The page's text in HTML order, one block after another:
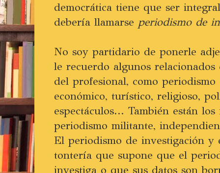
democrática tiene que ser
debería llamarse periodismo de
No soy partidario de ponerle
le recuerdo algunos
del profesional, como
económico, turístico, religioso,
espectáculos... También están
periodismo militante,
El periodismo de investigación y
tontería que supone que el
investiga o que sus datos son